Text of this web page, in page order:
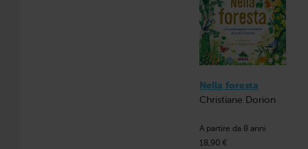
Nella foresta
Christiane Dorion
A partire da 8 anni
18,90 €